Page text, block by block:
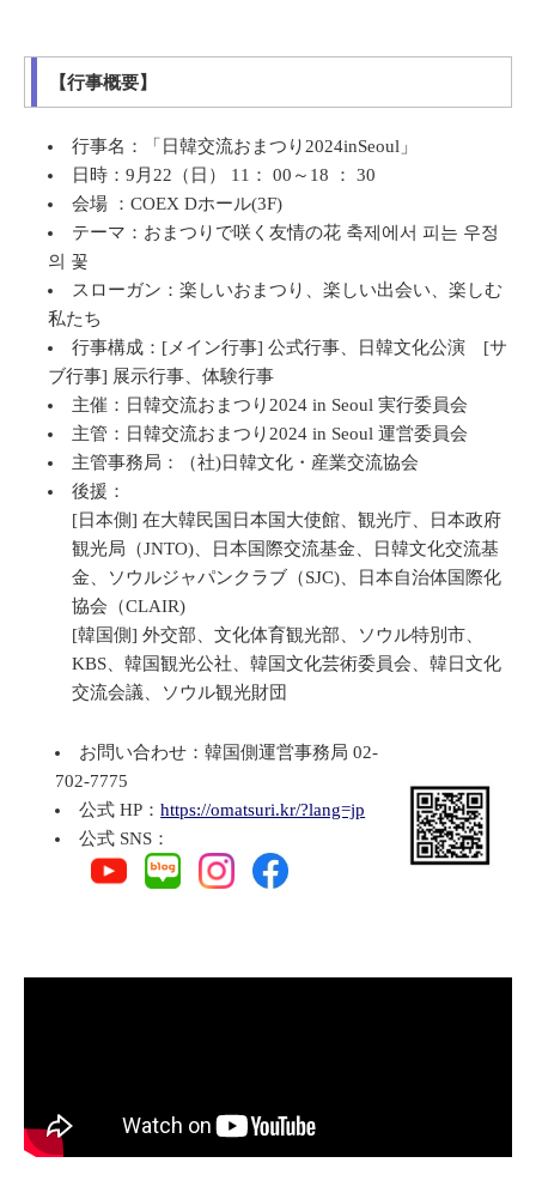
【行事概要】
行事名：「日韓交流おまつり2024inSeoul」
日時：9月22（日） 11： 00～18 ： 30
会場 ：COEX Dホール(3F)
テーマ：おまつりで咲く友情の花 축제에서 피는 우정
의 꽃
スローガン：楽しいおまつり、楽しい出会い、楽しむ
私たち
行事構成：[メイン行事] 公式行事、日韓文化公演 [サ
ブ行事] 展示行事、体験行事
主催：日韓交流おまつり2024 in Seoul 実行委員会
主管：日韓交流おまつり2024 in Seoul 運営委員会
主管事務局：（社)日韓文化・産業交流協会
後援：
[日本側] 在大韓民国日本国大使館、観光庁、日本政府
観光局（JNTO)、日本国際交流基金、日韓文化交流基
金、ソウルジャパンクラブ（SJC)、日本自治体国際化
協会（CLAIR)
[韓国側] 外交部、文化体育観光部、ソウル特別市、
KBS、韓国観光公社、韓国文化芸術委員会、韓日文化
交流会議、ソウル観光財団
お問い合わせ：韓国側運営事務局 02-
702-7775
公式 HP：https://omatsuri.kr/?lang=jp
公式 SNS：